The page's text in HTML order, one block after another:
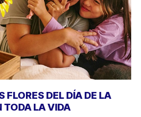
FLORES DEL DÍA DE LA
TODA LA VIDA